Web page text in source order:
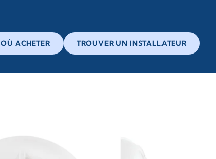
OÙ ACHETER TROUVER UN INSTALLATEUR